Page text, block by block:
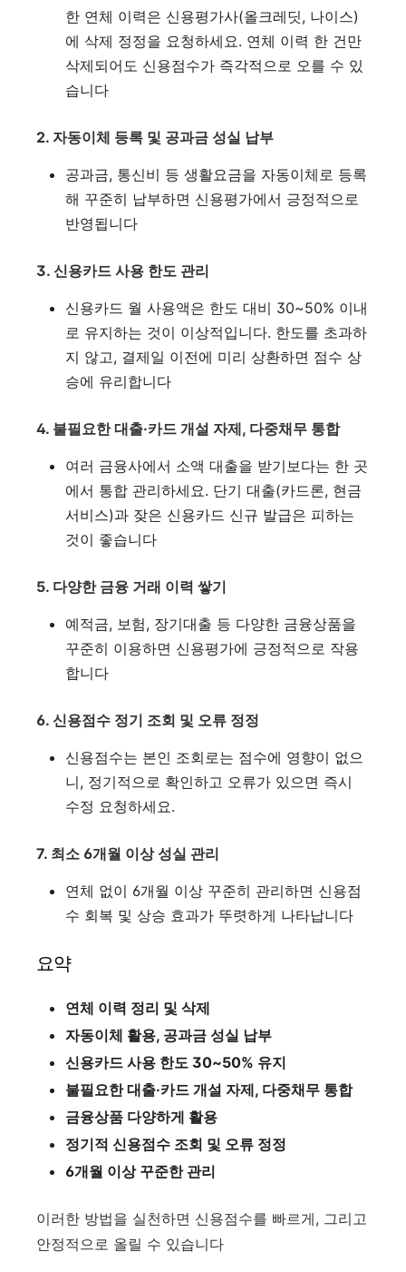
한 연체 이력은 신용평가사(올크레딧, 나이스)
에 삭제 정정을 요청하세요. 연체 이력 한 건만
삭제되어도 신용점수가 즉각적으로 오를 수 있
습니다
2. 자동이체 등록 및 공과금 성실 납부
공과금, 통신비 등 생활요금을 자동이체로 등록
해 꾸준히 납부하면 신용평가에서 긍정적으로
반영됩니다
3. 신용카드 사용 한도 관리
신용카드 월 사용액은 한도 대비 30~50% 이내
로 유지하는 것이 이상적입니다. 한도를 초과하
지 않고, 결제일 이전에 미리 상환하면 점수 상
승에 유리합니다
4. 불필요한 대출·카드 개설 자제, 다중채무 통합
여러 금융사에서 소액 대출을 받기보다는 한 곳
에서 통합 관리하세요. 단기 대출(카드론, 현금
서비스)과 잦은 신용카드 신규 발급은 피하는
것이 좋습니다
5. 다양한 금융 거래 이력 쌓기
예적금, 보험, 장기대출 등 다양한 금융상품을
꾸준히 이용하면 신용평가에 긍정적으로 작용
합니다
6. 신용점수 정기 조회 및 오류 정정
신용점수는 본인 조회로는 점수에 영향이 없으
니, 정기적으로 확인하고 오류가 있으면 즉시
수정 요청하세요.
7. 최소 6개월 이상 성실 관리
연체 없이 6개월 이상 꾸준히 관리하면 신용점
수 회복 및 상승 효과가 뚜렷하게 나타납니다
요약
연체 이력 정리 및 삭제
자동이체 활용, 공과금 성실 납부
신용카드 사용 한도 30~50% 유지
불필요한 대출·카드 개설 자제, 다중채무 통합
금융상품 다양하게 활용
정기적 신용점수 조회 및 오류 정정
6개월 이상 꾸준한 관리
이러한 방법을 실천하면 신용점수를 빠르게, 그리고
안정적으로 올릴 수 있습니다